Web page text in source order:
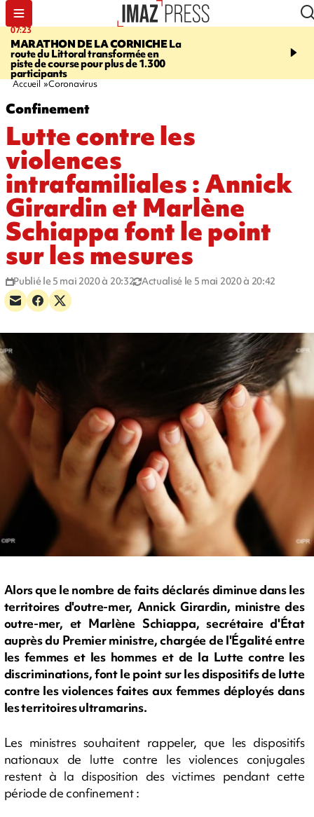
07:23
MARATHON DE LA CORNICHELa
route du Littoral transformée en
piste de course pour plus de 1.300
participants
08:37
braderie de l'océan
Accueil Coronavirus
Confinement
Lutte contre les
violences
intrafamiliales : Annick
Girardin et Marlène
Schiappa font le point
sur les mesures
Publié le 5 mai 2020 à 20:32 Actualisé le 5 mai 2020 à 20:42
Alors que le nombre de faits déclarés diminue dans les
territoires d'outre-mer, Annick Girardin, ministre des
outre-mer, et Marlène Schiappa, secrétaire d'État
auprès du Premier ministre, chargée de l'Égalité entre
les femmes et les hommes et de la Lutte contre les
discriminations, font le point sur les dispositifs de lutte
contre les violences faites aux femmes déployés dans
les territoires ultramarins.
Les ministres souhaitent rappeler, que les dispositifs
nationaux de lutte contre les violences conjugales
restent à la disposition des victimes pendant cette
période de confinement :